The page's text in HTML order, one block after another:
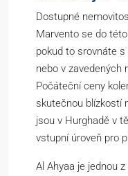
Dostupné
Marvento se do
pokud to srovnáte
nebo v zavedených
Počáteční ceny
skutečnou blízkostí
jsou v Hurghadě v
vstupní úroveň pro
Al Ahyaa je jednou